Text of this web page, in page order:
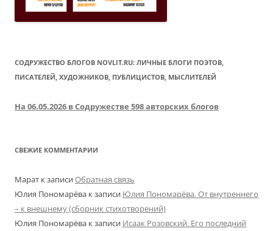
СОДРУЖЕСТВО БЛОГОВ NOVLIT.RU: ЛИЧНЫЕ БЛОГИ ПОЭТОВ,
ПИСАТЕЛЕЙ, ХУДОЖНИКОВ, ПУБЛИЦИСТОВ, МЫСЛИТЕЛЕЙ
На 06.05.2026 в Содружестве 598 авторских блогов
СВЕЖИЕ КОММЕНТАРИИ
Марат к записиОбратная связь
Юлия Пономарёва к записи Юлия Пономарёва. От внутреннего
– к внешнему (сборник стихотворений)
Юлия Пономарёва к записи Исаак Розовский. Его последний